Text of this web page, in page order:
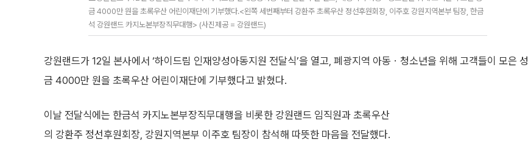
금 4000만 원을 초록우산 어린이재단에 기부했다.<왼쪽 세번째부터 강환주 초록우산 정선후원회장, 이주호 강원지역본부 팀장, 한금
석 강원랜드 카지노본부장직무대행> (사진제공 = 강원랜드)
강원랜드가 12일 본사에서 ‘하이드림 인재양성아동지원 전달식’을 열고, 폐광지역 아동ㆍ청소년을 위해 고객들이 모은 성
금 4000만 원을 초록우산 어린이재단에 기부했다고 밝혔다.
이날 전달식에는 한금석 카지노본부장직무대행을 비롯한 강원랜드 임직원과 초록우산
의 강환주 정선후원회장, 강원지역본부 이주호 팀장이 참석해 따뜻한 마음을 전달했다.